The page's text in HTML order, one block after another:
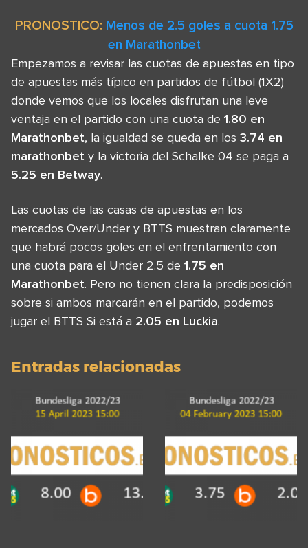
PRONOSTICO: Menos de 2.5 goles a cuota 1.75
en Marathonbet
Empezamos a revisar las cuotas de apuestas en tipo
de apuestas más típico en partidos de fútbol (1X2)
donde vemos que los locales disfrutan una leve
ventaja en el partido con una cuota de 1.80 en
Marathonbet, la igualdad se queda en los 3.74 en
marathonbet y la victoria del Schalke 04 se paga a
5.25 en Betway.
Las cuotas de las casas de apuestas en los
mercados Over/Under y BTTS muestran claramente
que habrá pocos goles en el enfrentamiento con
una cuota para el Under 2.5 de 1.75 en
Marathonbet. Pero no tienen clara la predisposición
sobre si ambos marcarán en el partido, podemos
jugar el BTTS Si está a 2.05 en Luckia.
Entradas relacionadas